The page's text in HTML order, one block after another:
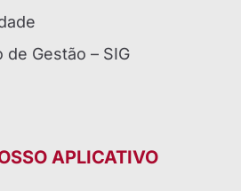
Gestão – SIG
APLICATIVO